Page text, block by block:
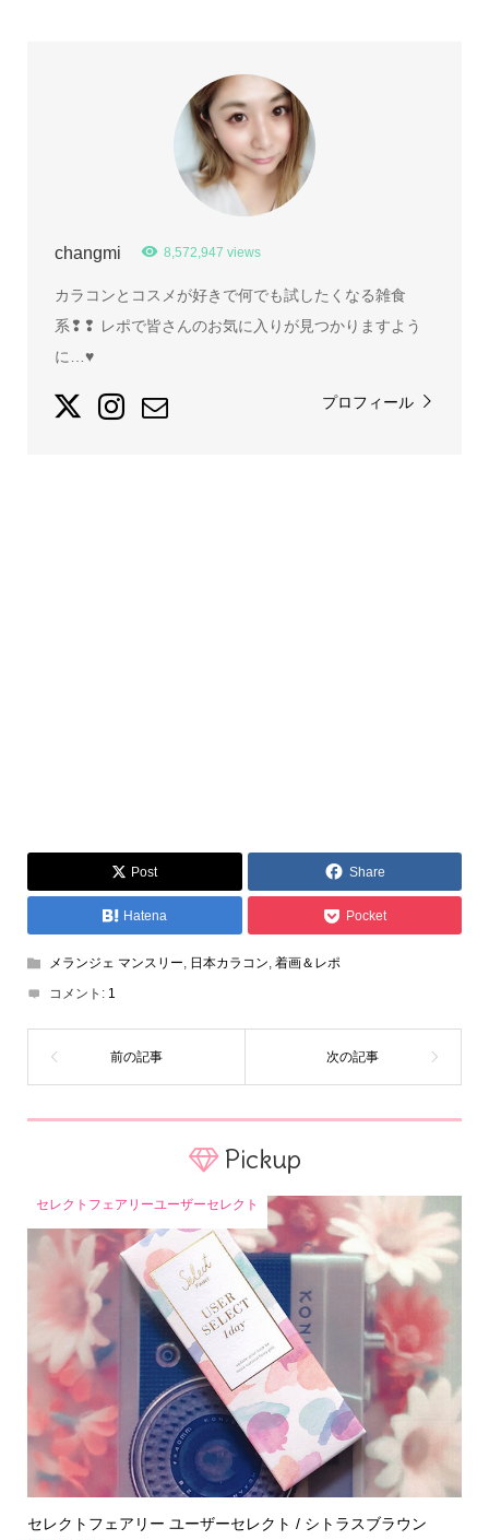
changmi 8,572,947 views
カラコンとコスメが好きで何でも試したくなる雑食
系❢❢ レポで皆さんのお気に入りが見つかりますよう
に…♥
プロフィール
Post Share
Hatena Pocket
メランジェ マンスリー 日本カラコン 着画＆レポ
コメント: 1
Pickup
セレクトフェアリーユーザーセレクト
セレクトフェアリー ユーザーセレクト / シトラスブラウン